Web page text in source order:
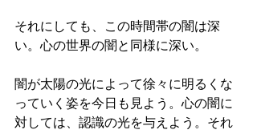
それにしても、この時間帯の闇は深
い。心の世界の闇と同様に深い。
闇が太陽の光によって徐々に明るくな
っていく姿を今日も見よう。心の闇に
対しては、認識の光を与えよう。それ